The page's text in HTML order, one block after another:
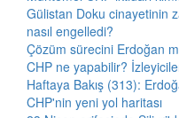
Gülistan Doku cinayetinin
nasıl engelledi?
Çözüm sürecini Erdoğan
CHP ne yapabilir?
Haftaya Bakış (313):
CHP'nin yeni yol haritası